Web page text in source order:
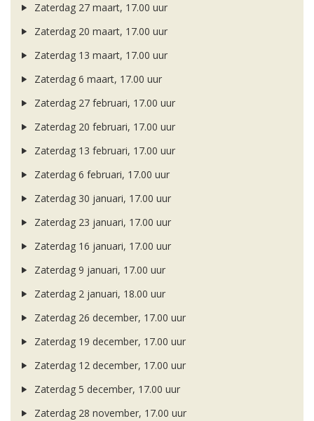
Zaterdag 27 maart, 17.00 uur
Zaterdag 20 maart, 17.00 uur
Zaterdag 13 maart, 17.00 uur
Zaterdag 6 maart, 17.00 uur
Zaterdag 27 februari, 17.00 uur
Zaterdag 20 februari, 17.00 uur
Zaterdag 13 februari, 17.00 uur
Zaterdag 6 februari, 17.00 uur
Zaterdag 30 januari, 17.00 uur
Zaterdag 23 januari, 17.00 uur
Zaterdag 16 januari, 17.00 uur
Zaterdag 9 januari, 17.00 uur
Zaterdag 2 januari, 18.00 uur
Zaterdag 26 december, 17.00 uur
Zaterdag 19 december, 17.00 uur
Zaterdag 12 december, 17.00 uur
Zaterdag 5 december, 17.00 uur
Zaterdag 28 november, 17.00 uur